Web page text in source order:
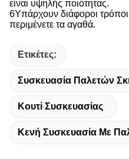
είναι υψηλής ποιότητας.
6Υπάρχουν διάφοροι
περιμένετε τα αγαθά.
Ετικέτες:
Συσκευασία Παλετών
Κουτί Συσκευασίας
Κενή Συσκευασία Με